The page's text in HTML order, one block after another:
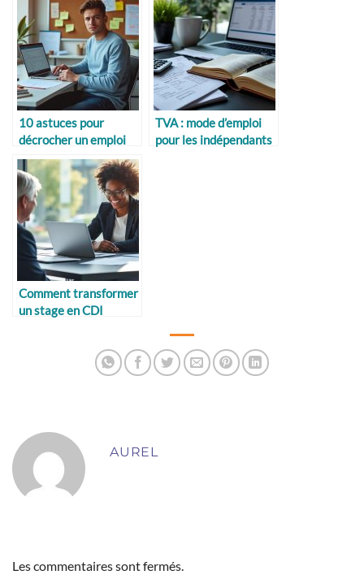
10 astuces pour
décrocher un emploi
sans expérience
TVA : mode d’emploi
pour les indépendants
Comment transformer
un stage en CDI
AUREL
Les commentaires sont fermés.